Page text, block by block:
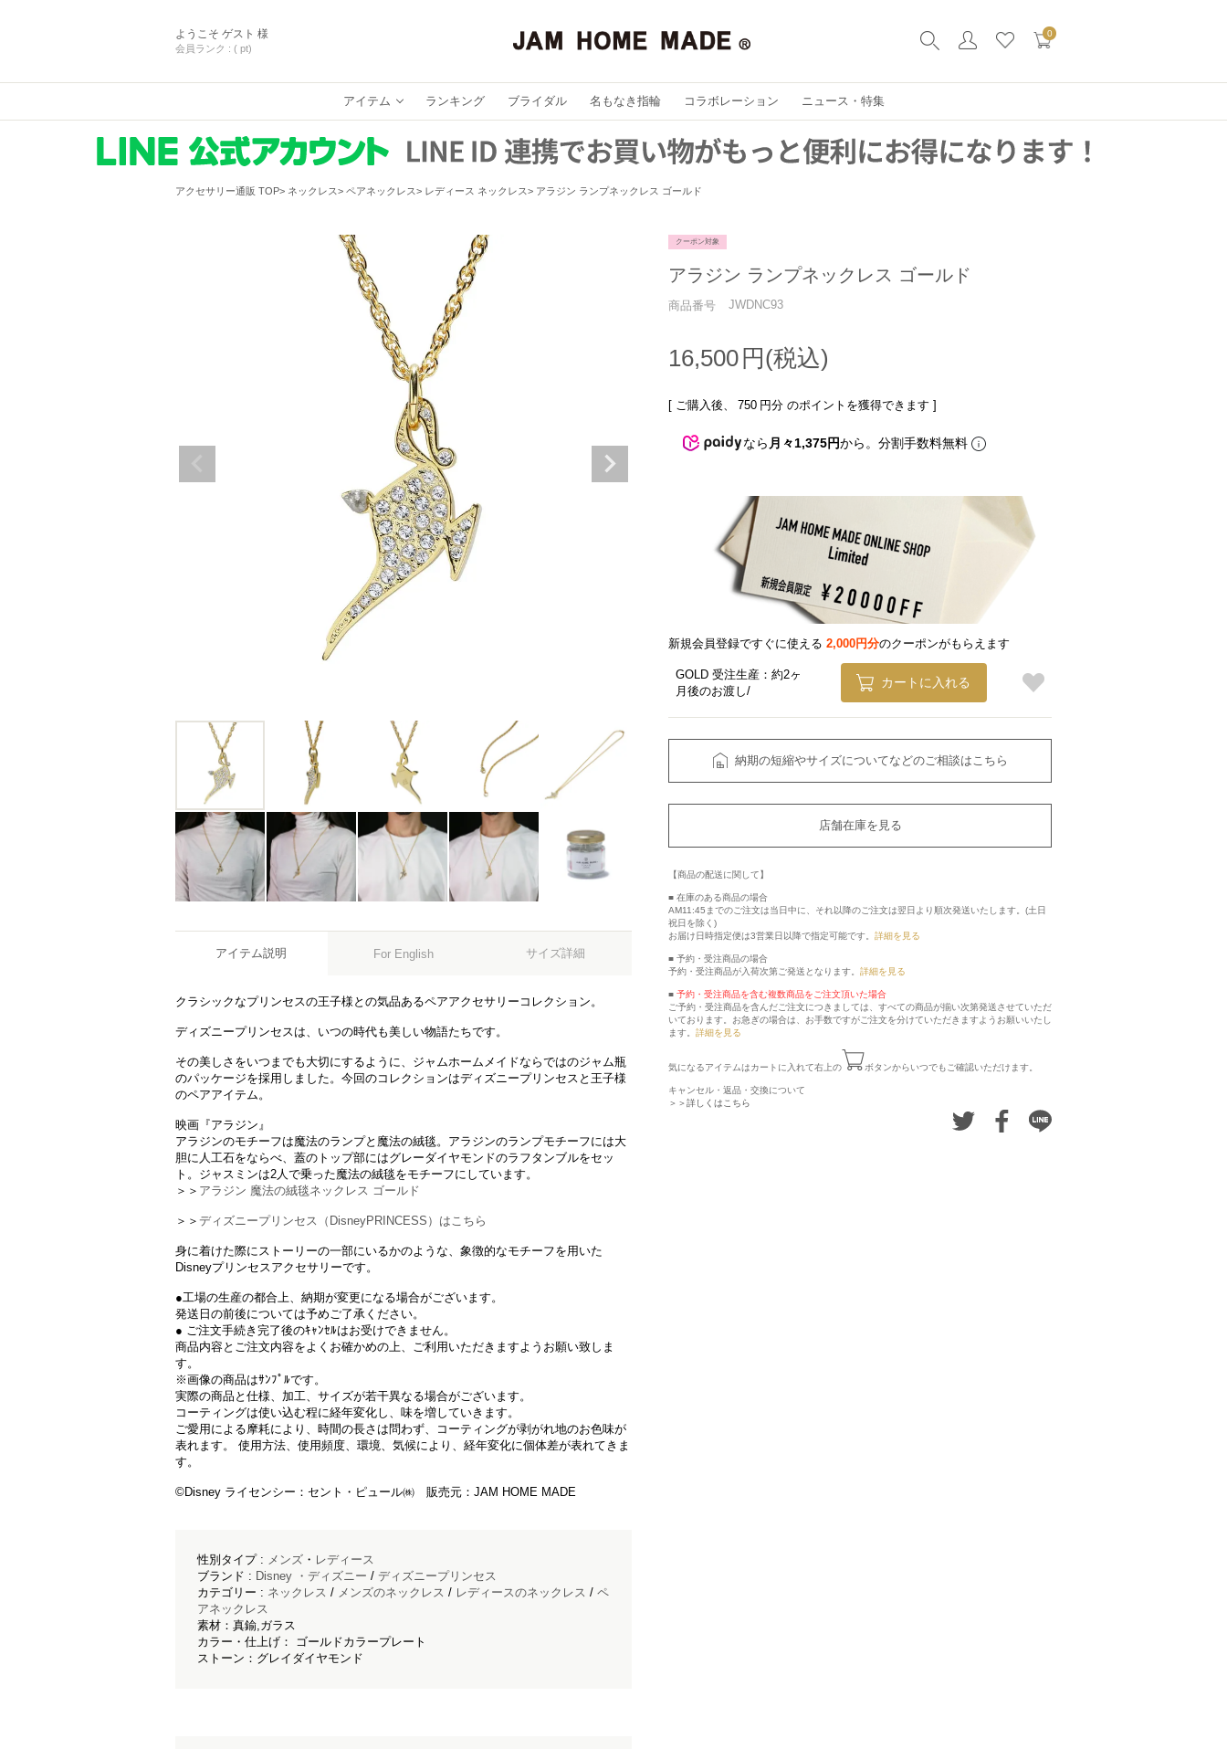
ようこそ ゲスト 様
会員ランク : ( pt)
0
アイテム ランキング ブライダル 名もなき指輪 コラボレーション ニュース・特集
アクセサリー通販 TOP ネックレス ペアネックレス レディース ネックレス アラジン ランプネックレス ゴールド
アイテム説明 For English サイズ詳細
クラシックなプリンセスの王子様との気品あるペアアクセサリーコレクション。
ディズニープリンセスは、いつの時代も美しい物語たちです。
その美しさをいつまでも大切にするように、ジャムホームメイドならではのジャム瓶
のパッケージを採用しました。今回のコレクションはディズニープリンセスと王子様
のペアアイテム。
映画『アラジン』
アラジンのモチーフは魔法のランプと魔法の絨毯。アラジンのランプモチーフには大
胆に人工石をならべ、蓋のトップ部にはグレーダイヤモンドのラフタンブルをセッ
ト。ジャスミンは2人で乗った魔法の絨毯をモチーフにしています。
＞＞ アラジン 魔法の絨毯ネックレス ゴールド
＞＞ ディズニープリンセス（DisneyPRINCESS）はこちら
身に着けた際にストーリーの一部にいるかのような、象徴的なモチーフを用いた
Disneyプリンセスアクセサリーです。
●工場の生産の都合上、納期が変更になる場合がございます。
発送日の前後については予めご了承ください。
● ご注文手続き完了後のｷｬﾝｾﾙはお受けできません。
商品内容とご注文内容をよくお確かめの上、ご利用いただきますようお願い致しま
す。
※画像の商品はｻﾝﾌﾟﾙです。
実際の商品と仕様、加工、サイズが若干異なる場合がございます。
コーティングは使い込む程に経年変化し、味を増していきます。
ご愛用による摩耗により、時間の長さは問わず、コーティングが剥がれ地のお色味が
表れます。 使用方法、使用頻度、環境、気候により、経年変化に個体差が表れてきま
す。
©Disney ライセンシー：セント・ピュール㈱ 販売元：JAM HOME MADE
性別タイプ : メンズ ・ レディース
ブランド : Disney ・ディズニー / ディズニープリンセス
カテゴリー : ネックレス / メンズのネックレス / レディースのネックレス / ペ
アネックレス
素材：真鍮,ガラス
カラー・仕上げ： ゴールドカラープレート
ストーン：グレイダイヤモンド
クーポン対象
アラジン ランプネックレス ゴールド
商品番号 JWDNC93
16,500
[ ご購入後、 750 円分 のポイントを獲得できます ]
なら 月々1,375円から。分割手数料無料
新規会員登録ですぐに使える 2,000円分のクーポンがもらえます
GOLD 受注生産：約2ヶ
月後のお渡し
カートに入れる
納期の短縮やサイズについてなどのご相談はこちら
店舗在庫を見る
【商品の配送に関して】
■ 在庫のある商品の場合
AM11:45までのご注文は当日中に、それ以降のご注文は翌日より順次発送いたします。(土日
祝日を除く)
お届け日時指定便は3営業日以降で指定可能です。 詳細を見る
■ 予約・受注商品の場合
予約・受注商品が入荷次第ご発送となります。 詳細を見る
■ 予約・受注商品を含む複数商品をご注文頂いた場合
ご予約・受注商品を含んだご注文につきましては、すべての商品が揃い次第発送させていただ
いております。お急ぎの場合は、お手数ですがご注文を分けていただきますようお願いいたし
ます。 詳細を見る
気になるアイテムはカートに入れて右上の ボタンからいつでもご確認いただけます。
キャンセル・返品・交換について
＞＞詳しくはこちら